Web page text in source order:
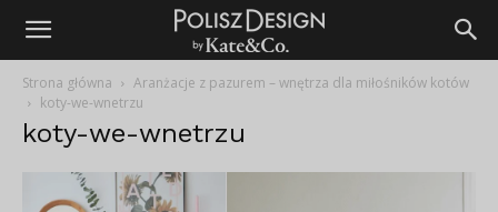
Strona główna
Aranżacje z pazurem – wnętrza dla miłośników kotów
koty-we-wnetrzu
koty-we-wnetrzu